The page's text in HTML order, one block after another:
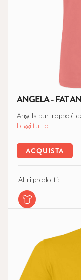
ANGELA - FAT
Angela purtroppo è
Leggi tutto
ACQUISTA
Altri prodotti: